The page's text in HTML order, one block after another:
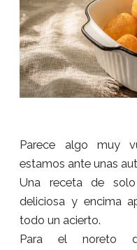
Parece algo muy
estamos ante unas
Una receta de
deliciosa y encima
todo un acierto.
Para el noreto